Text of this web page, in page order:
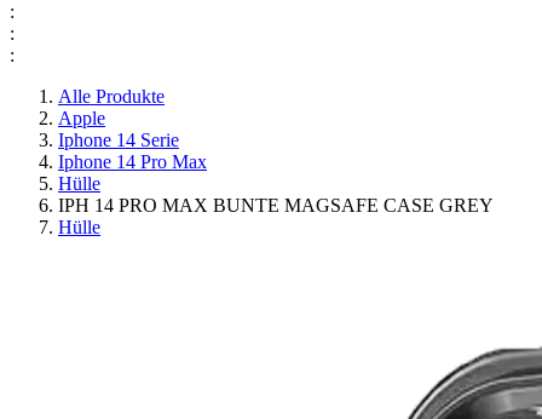
:
:
:
Alle Produkte
Apple
Iphone 14 Serie
Iphone 14 Pro Max
Hülle
IPH 14 PRO MAX BUNTE MAGSAFE CASE GREY
Hülle